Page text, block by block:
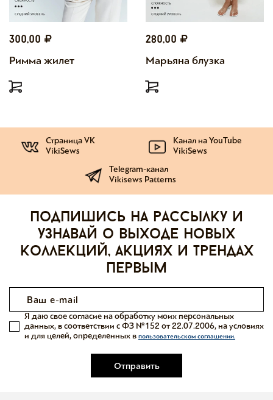
300,00
Римма жилет
280,00
Марьяна блузка
Страница VK
VikiSews
Канал на YouTube
VikiSews
Telegram-канал
Vikisews Patterns
Подпишись на рассылку и
узнавай о выходе новых
коллекций, акциях и трендах
первым
Отправить
Я даю свое согласие на обработку моих персональных
данных, в соответствии с ФЗ №152 от 22.07.2006, на условиях
и для целей, определенных в пользовательском соглашении.